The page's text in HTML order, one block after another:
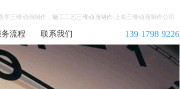
学三维动画制作，施工工艺三维动画制作-上海三维动画制作公司
务流程 联系我们 139 1798 9226